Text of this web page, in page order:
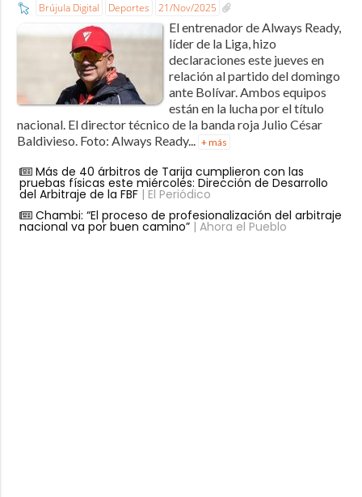
Brújula Digital Deportes 21/Nov/2025
El entrenador de Always Ready,
líder de la Liga, hizo
declaraciones este jueves en
relación al partido del domingo
ante Bolívar. Ambos equipos
están en la lucha por el título
nacional. El director técnico de la banda roja Julio César
Baldivieso. Foto: Always Ready... + más
Más de 40 árbitros de Tarija cumplieron con las
pruebas físicas este miércoles: Dirección de Desarrollo
del Arbitraje de la FBF| El Periódico
Chambi: “El proceso de profesionalización del arbitraje
nacional va por buen camino”| Ahora el Pueblo